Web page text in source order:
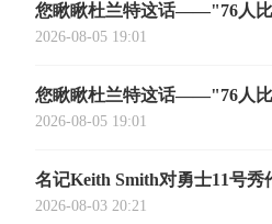
您瞅瞅杜兰特这话——"76人
觉得他是谦虚或者脑子进水了
2026-08-05 19:01
您瞅瞅杜兰特这话——"76人
觉得他是谦虚或者脑子进水了
2026-08-05 19:01
名记Keith Smith对勇士11号秀
价，用词非常精准。他说伦德
2026-08-03 20:21